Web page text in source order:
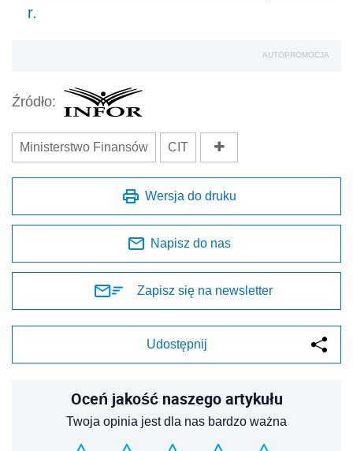
r.
AUTOPROMOCJA
Źródło:
Ministerstwo Finansów CIT
Wersja do druku
Napisz do nas
Zapisz się na newsletter
Udostępnij
Oceń jakość naszego artykułu
Twoja opinia jest dla nas bardzo ważna